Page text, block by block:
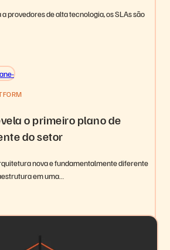
provedores de alta tecnologia, os SLAs são
o primeiro plano de
do setor
nova e fundamentalmente diferente
em uma…